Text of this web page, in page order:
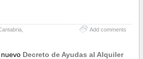
Add comments
Decreto de Ayudas al Alquiler